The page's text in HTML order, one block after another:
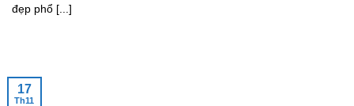
đẹp phổ [...]
17
Th11